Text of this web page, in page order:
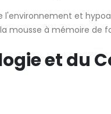
et
mousse à mémoire de
et du